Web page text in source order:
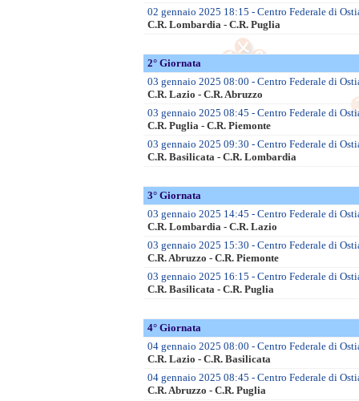
02 gennaio 2025 18:15 - Centro Federale di
C.R. Lombardia - C.R. Puglia
2° Giornata
03 gennaio 2025 08:00 - Centro Federale di
C.R. Lazio - C.R. Abruzzo
03 gennaio 2025 08:45 - Centro Federale di
C.R. Puglia - C.R. Piemonte
03 gennaio 2025 09:30 - Centro Federale di
C.R. Basilicata - C.R. Lombardia
3° Giornata
03 gennaio 2025 14:45 - Centro Federale di
C.R. Lombardia - C.R. Lazio
03 gennaio 2025 15:30 - Centro Federale di
C.R. Abruzzo - C.R. Piemonte
03 gennaio 2025 16:15 - Centro Federale di
C.R. Basilicata - C.R. Puglia
4° Giornata
04 gennaio 2025 08:00 - Centro Federale di
C.R. Lazio - C.R. Basilicata
04 gennaio 2025 08:45 - Centro Federale di
C.R. Abruzzo - C.R. Puglia